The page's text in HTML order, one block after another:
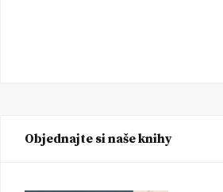
Objednajte si naše knihy